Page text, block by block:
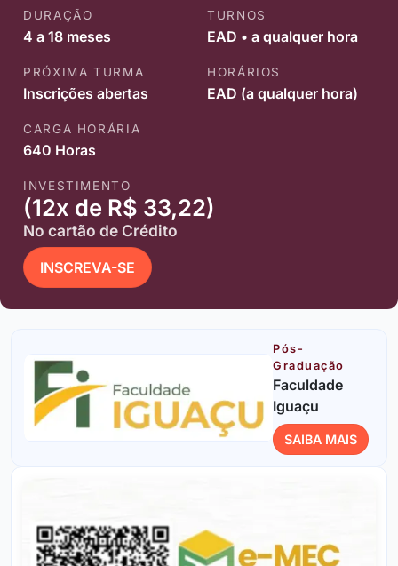
DURAÇÃO
4 a 18 meses
TURNOS
EAD • a qualquer hora
PRÓXIMA TURMA
Inscrições abertas
HORÁRIOS
EAD (a qualquer hora)
CARGA HORÁRIA
640 Horas
INVESTIMENTO
(12x de R$ 33,22)
No cartão de Crédito
INSCREVA-SE
Pós-
Graduação
Faculdade
Iguaçu
SAIBA MAIS